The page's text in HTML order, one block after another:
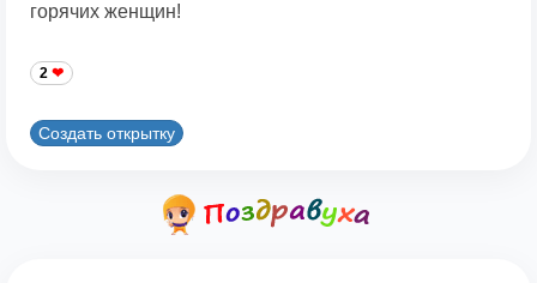
горячих женщин!
2
Создать открытку